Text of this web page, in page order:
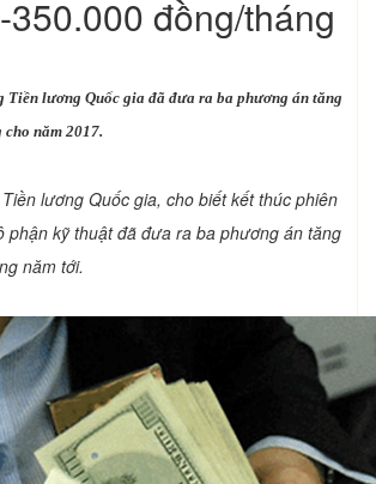
350.000 đồng/tháng
Tiền lương Quốc gia đã đưa ra ba phương án tăng
năm 2017.
lương Quốc gia, cho biết kết thúc phiên
phận kỹ thuật đã đưa ra ba phương án tăng
năm tới.